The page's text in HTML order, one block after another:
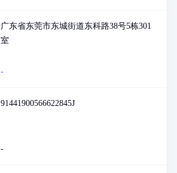
广东省东莞市东城街道东科路38号5栋301
室
-
91441900566622845J
-